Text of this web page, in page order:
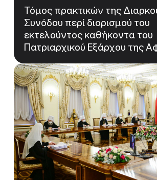
Τόμος πρακτικών της
Συνόδου περί διορισμού του
εκτελούντος καθήκοντα του
Πατριαρχικού Εξάρχου της